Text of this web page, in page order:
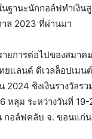
ฐานะนักกอล์ฟทำเงิน
าล 2023 ที่ผ่านมา
ยการต่อไปของสมาค
ยแลนด์ ดีเวลล็อปเมน
2024 ชิงเงินรางวัลร
หลุม ระหว่างวันที่
กอล์ฟคลับ จ. ขอนแก่น